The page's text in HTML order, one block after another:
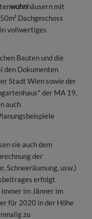
wohnhäusern mit
Dachgeschoss
vollwertiges
Bauten und die
den Dokumenten
Stadt Wien sowie der
der MA 19,
auch
sie auch dem
der
Schneeräumung, usw.)
erfolgt
im Jänner im
für 2020 in der Höhe
zu